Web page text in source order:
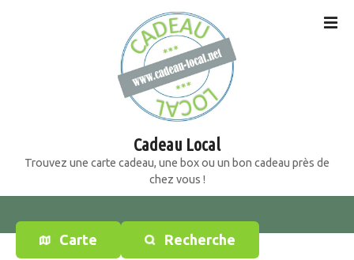
e
t
Cadeau Local
Trouvez une carte cadeau, une box ou un bon cadeau près de
chez vous !
Carte Recherche